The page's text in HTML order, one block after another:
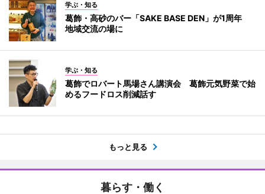
学ぶ・知る
葛飾・高砂のバー「SAKE BASE DEN」が1周年
地域交流の場に
学ぶ・知る
葛飾でロバート馬場さん講演会 葛飾元気野菜で始
めるフードロス削減話す
もっと見る
暮らす・働く